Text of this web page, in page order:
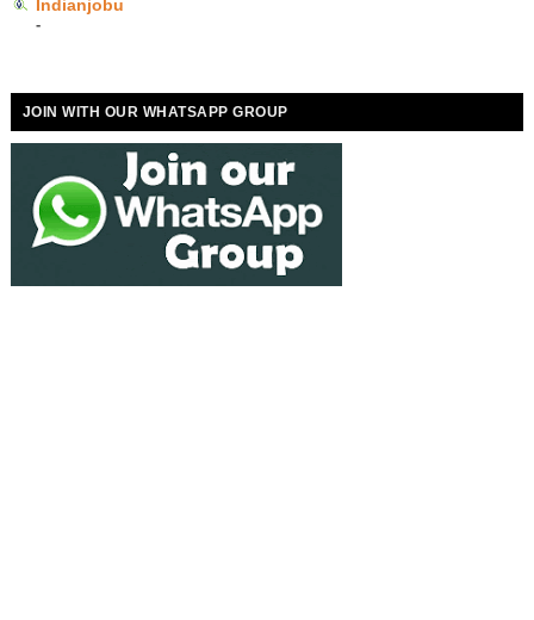
Indianjobu
-
JOIN WITH OUR WHATSAPP GROUP